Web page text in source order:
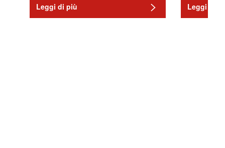
Leggi di più Leggi di